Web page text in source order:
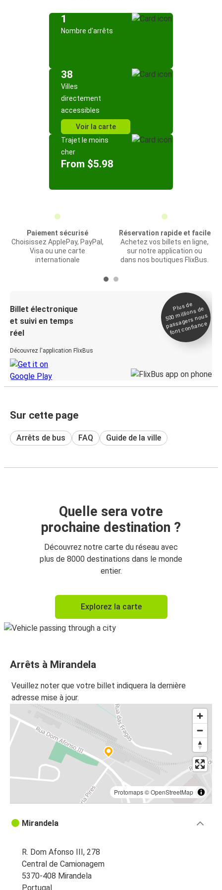
1
Nombre d'arrêts
38
Villes
directement
accessibles
Voir la carte
Trajet le moins
cher
From $5.98
Paiement sécurisé
Choisissez ApplePay, PayPal,
Visa ou une carte
internationale
Réservation rapide et facile
Achetez vos billets en ligne,
sur notre application ou
dans nos boutiques FlixBus.
Billet électronique
et suivi en temps
réel
Découvrez l'application FlixBus
Plus de
500
millions de
passagers nous
font confiance
Sur cette page
Arrêts de bus FAQ Guide de la ville
Quelle sera votre
prochaine destination ?
Découvrez notre carte du réseau avec
plus de 8000 destinations dans le monde
entier.
Explorez la carte
Arrêts à Mirandela
Veuillez noter que votre billet indiquera la dernière
adresse mise à jour.
Protomaps©OpenStreetMap
Mirandela
R. Dom Afonso III, 278
Central de Camionagem
5370-408 Mirandela
Portugal